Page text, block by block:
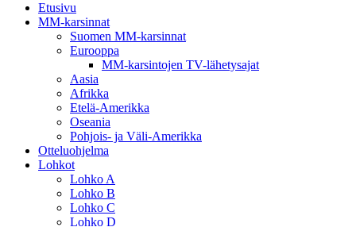
Etusivu
MM-karsinnat
Suomen MM-karsinnat
Eurooppa
MM-karsintojen TV-lähetysajat
Aasia
Afrikka
Etelä-Amerikka
Oseania
Pohjois- ja Väli-Amerikka
Otteluohjelma
Lohkot
Lohko A
Lohko B
Lohko C
Lohko D